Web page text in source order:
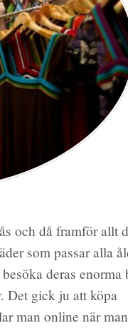
och då framför allt
som passar alla
deras enorma
Det gick ju att köpa
man online när man